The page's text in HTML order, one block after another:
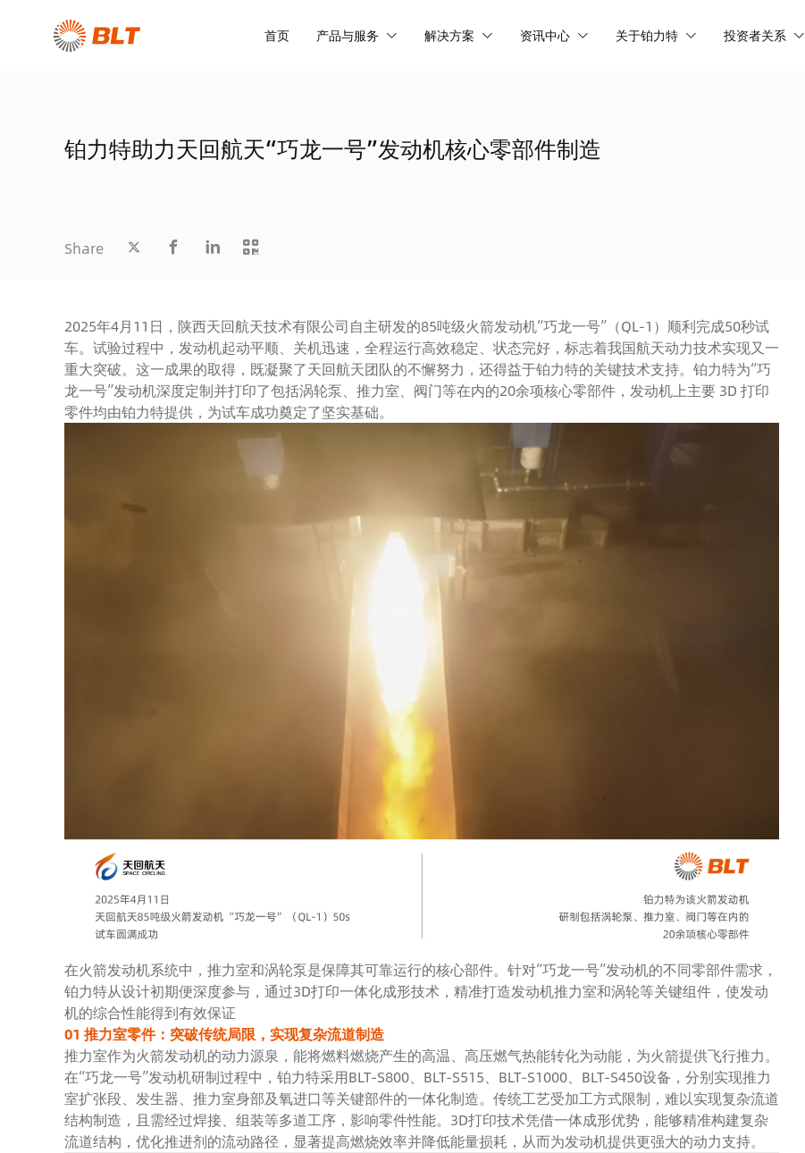
首页 产品与服务 解决方案 资讯中心 关于铂力特 投资者关系
铂力特助力天回航天“巧龙一号”发动机核心零部件制造
Share
2025年4月11日，陕西天回航天技术有限公司自主研发的85吨级火箭发动机“巧龙一号”（QL-1）顺利完成50秒试
车。试验过程中，发动机起动平顺、关机迅速，全程运行高效稳定、状态完好，标志着我国航天动力技术实现又一
重大突破。这一成果的取得，既凝聚了天回航天团队的不懈努力，还得益于铂力特的关键技术支持。铂力特为“巧
龙一号”发动机深度定制并打印了包括涡轮泵、推力室、阀门等在内的20余项核心零部件，发动机上主要 3D 打印
零件均由铂力特提供，为试车成功奠定了坚实基础。​
在火箭发动机系统中，推力室和涡轮泵是保障其可靠运行的核心部件。针对“巧龙一号”发动机的不同零部件需求，
铂力特从设计初期便深度参与，通过3D打印一体化成形技术，精准打造发动机推力室和涡轮等关键组件，使发动
机的综合性能得到有效保证
01 推力室零件：突破传统局限，实现复杂流道制造​
推力室作为火箭发动机的动力源泉，能将燃料燃烧产生的高温、高压燃气热能转化为动能，为火箭提供飞行推力。
在“巧龙一号”发动机研制过程中，铂力特采用BLT-S800、BLT-S515、BLT-S1000、BLT-S450设备，分别实现推力
室扩张段、发生器、推力室身部及氧进口等关键部件的一体化制造。传统工艺受加工方式限制，难以实现复杂流道
结构制造，且需经过焊接、组装等多道工序，影响零件性能。3D打印技术凭借一体成形优势，能够精准构建复杂
流道结构，优化推进剂的流动路径，显著提高燃烧效率并降低能量损耗，从而为发动机提供更强大的动力支持。